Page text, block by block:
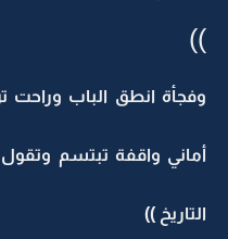
))
وفجأة انطق الباب
أماني واقفة تبتسم
التاريخ ))